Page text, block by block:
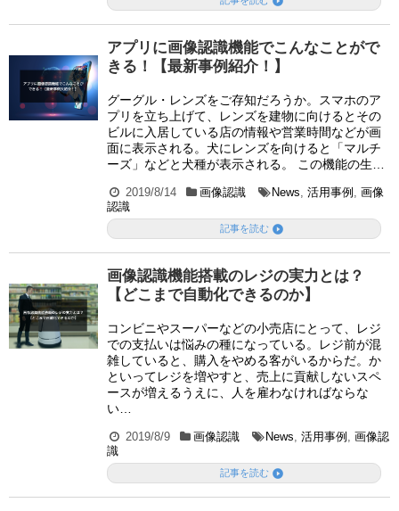
アプリに画像認識機能でこんなことがで
きる！【最新事例紹介！】
グーグル・レンズをご存知だろうか。スマホのア
プリを立ち上げて、レンズを建物に向けるとその
ビルに入居している店の情報や営業時間などが画
面に表示される。犬にレンズを向けると「マルチ
ーズ」などと犬種が表示される。 この機能の生…
2019/8/14 画像認識 News ,活用事例 ,画像
認識
記事を読む 
画像認識機能搭載のレジの実力とは？
【どこまで自動化できるのか】
コンビニやスーパーなどの小売店にとって、レジ
での支払いは悩みの種になっている。レジ前が混
雑していると、購入をやめる客がいるからだ。か
といってレジを増やすと、売上に貢献しないスペ
ースが増えるうえに、人を雇わなければならな
い…
2019/8/9 画像認識 News ,活用事例 ,画像認
識
記事を読む 